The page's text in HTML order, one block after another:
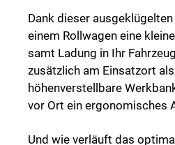
Dank dieser
einem Rollwagen eine
samt Ladung in Ihr
zusätzlich am Einsatzort
höhenverstellbare
vor Ort ein ergonomisches
Und wie verläuft das